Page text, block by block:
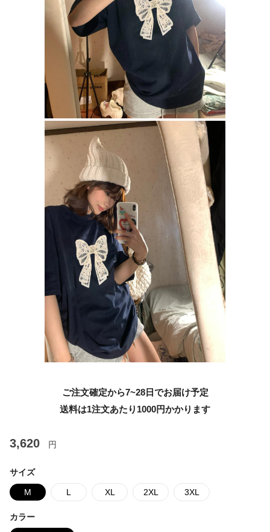
ご注文確定から7~28日でお届け予定
送料は1注文あたり 1000円かかります
3,620 円
サイズ
M L XL 2XL 3XL
カラー